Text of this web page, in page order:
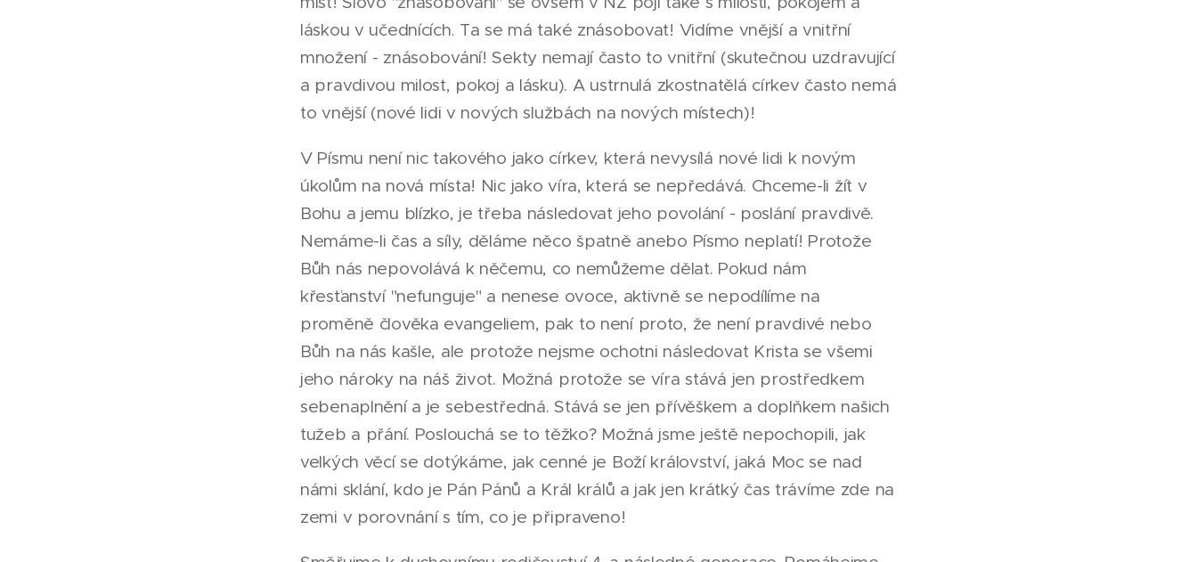
láskou v učednících. Ta se má také znásobovat! Vidíme vnější a vnitřní
množení - znásobování! Sekty nemají často to vnitřní (skutečnou uzdravující
a pravdivou milost, pokoj a lásku). A ustrnulá zkostnatělá církev často nemá
to vnější (nové lidi v nových službách na nových místech)!
V Písmu není nic takového jako církev, která nevysílá nové lidi k novým
úkolům na nová místa! Nic jako víra, která se nepředává. Chceme-li žít v
Bohu a jemu blízko, je třeba následovat jeho povolání - poslání pravdivě.
Nemáme-li čas a síly, děláme něco špatně anebo Písmo neplatí! Protože
Bůh nás nepovolává k něčemu, co nemůžeme dělat. Pokud nám
křesťanství "nefunguje" a nenese ovoce, aktivně se nepodílíme na
proměně člověka evangeliem, pak to není proto, že není pravdivé nebo
Bůh na nás kašle, ale protože nejsme ochotni následovat Krista se všemi
jeho nároky na náš život. Možná protože se víra stává jen prostředkem
sebenaplnění a je sebestředná. Stává se jen přívěškem a doplňkem našich
tužeb a přání. Poslouchá se to těžko? Možná jsme ještě nepochopili, jak
velkých věcí se dotýkáme, jak cenné je Boží království, jaká Moc se nad
námi sklání, kdo je Pán Pánů a Král králů a jak jen krátký čas trávíme zde na
zemi v porovnání s tím, co je připraveno!